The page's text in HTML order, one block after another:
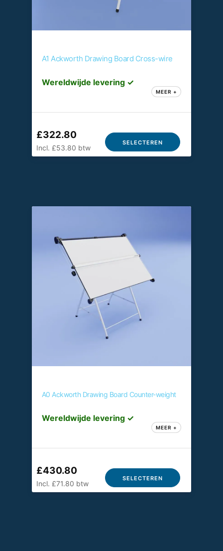
A1 Ackworth Drawing Board Cross-wire
Wereldwijde levering ✓
MEER +
£322.80
Incl. £53.80 btw
SELECTEREN
A0 Ackworth Drawing Board Counter-weight
Wereldwijde levering ✓
MEER +
£430.80
Incl. £71.80 btw
SELECTEREN